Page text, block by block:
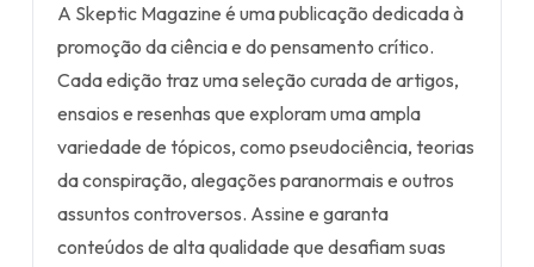
A Skeptic Magazine é uma publicação dedicada à
promoção da ciência e do pensamento crítico.
Cada edição traz uma seleção curada de artigos,
ensaios e resenhas que exploram uma ampla
variedade de tópicos, como pseudociência, teorias
da conspiração, alegações paranormais e outros
assuntos controversos. Assine e garanta
conteúdos de alta qualidade que desafiam suas